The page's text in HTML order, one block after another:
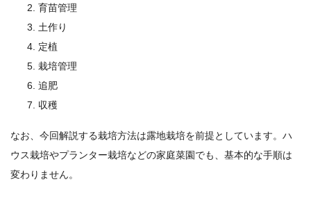
育苗管理
土作り
定植
栽培管理
追肥
収穫
なお、今回解説する栽培方法は露地栽培を前提としています。ハ
ウス栽培やプランター栽培などの家庭菜園でも、基本的な手順は
変わりません。